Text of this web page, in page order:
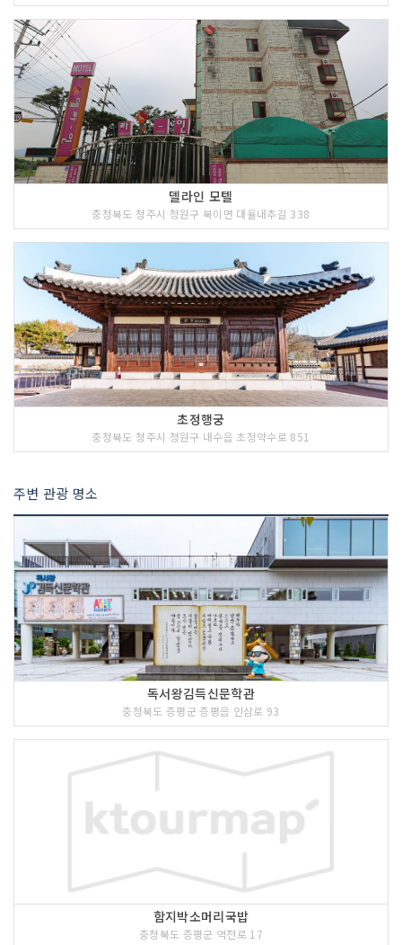
델라인 모텔
충청북도 청주시 청원구 북이면 대율내추길 338
초정행궁
충청북도 청주시 청원구 내수읍 초정약수로 851
주변 관광 명소
독서왕김득신문학관
충청북도 증평군 증평읍 인삼로 93
함지박소머리국밥
충청북도 증평군 역전로 17